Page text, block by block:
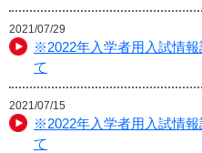
2021/07/29
※2022年入学者用入試情
て
2021/07/15
※2022年入学者用入試情
て